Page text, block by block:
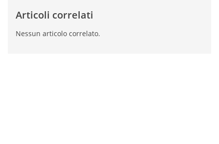
Articoli correlati
Nessun articolo correlato.